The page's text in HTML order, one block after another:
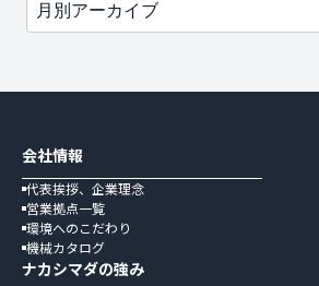
会社情報
代表挨拶、企業理念
営業拠点一覧
環境へのこだわり
機械カタログ
ナカシマダの強み